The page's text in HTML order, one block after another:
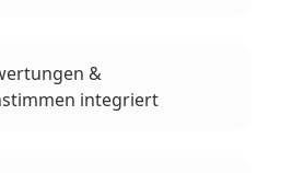
&
integriert